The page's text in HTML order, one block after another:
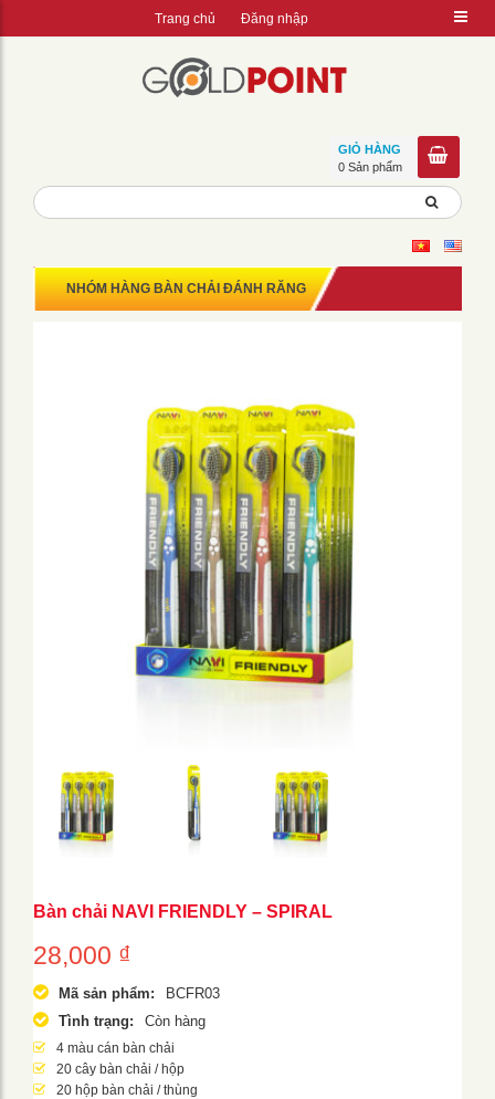
Trang chủ Đăng nhập
GIỎ HÀNG
0 Sản phẩm
NHÓM HÀNG BÀN CHẢI ĐÁNH RĂNG
Bàn chải NAVI FRIENDLY – SPIRAL
28,000 ₫
Mã sản phẩm:
BCFR03
Tình trạng:
Còn hàng
4 màu cán bàn chải
20 cây bàn chải / hộp
20 hộp bàn chải / thùng